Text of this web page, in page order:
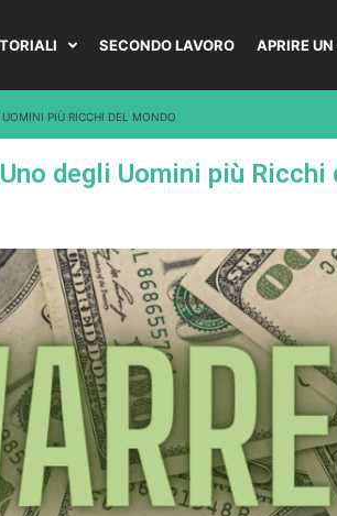
SECONDO LAVORO APRIRE
PIÙ RICCHI DEL MONDO
degli Uomini più Ricchi